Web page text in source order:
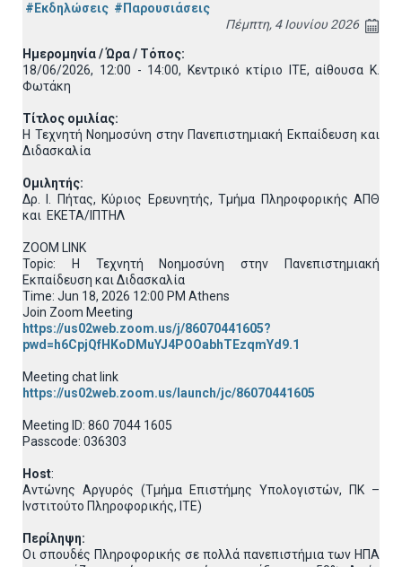
#Εκδηλώσεις #Παρουσιάσεις
Πέμπτη, 4 Ιουνίου 2026
Ημερομηνία / Ώρα / Τόπος:
18/06/2026, 12:00 - 14:00, Κεντρικό κτίριο ΙΤΕ, αίθουσα Κ.
Φωτάκη
Τίτλος ομιλίας:
Η Τεχνητή Νοημοσύνη στην Πανεπιστημιακή Εκπαίδευση και
Διδασκαλία
Ομιλητής:
Δρ. Ι. Πήτας, Κύριος Ερευνητής, Τμήμα Πληροφορικής ΑΠΘ
και ΕΚΕΤΑ/ΙΠΤΗΛ
ZOOM LINK
Topic: Η Τεχνητή Νοημοσύνη στην Πανεπιστημιακή
Εκπαίδευση και Διδασκαλία
Time: Jun 18, 2026 12:00 PM Athens
Join Zoom Meeting
https://us02web.zoom.us/j/86070441605?
pwd=h6CpjQfHKoDMuYJ4POOabhTEzqmYd9.1
Meeting chat link
https://us02web.zoom.us/launch/jc/86070441605
Meeting ID: 860 7044 1605
Passcode: 036303
Host:
Αντώνης Αργυρός (Τμήμα Επιστήμης Υπολογιστών, ΠΚ –
Ινστιτούτο Πληροφορικής, ΙΤΕ)
Περίληψη:
Οι σπουδές Πληροφορικής σε πολλά πανεπιστήμια των ΗΠΑ